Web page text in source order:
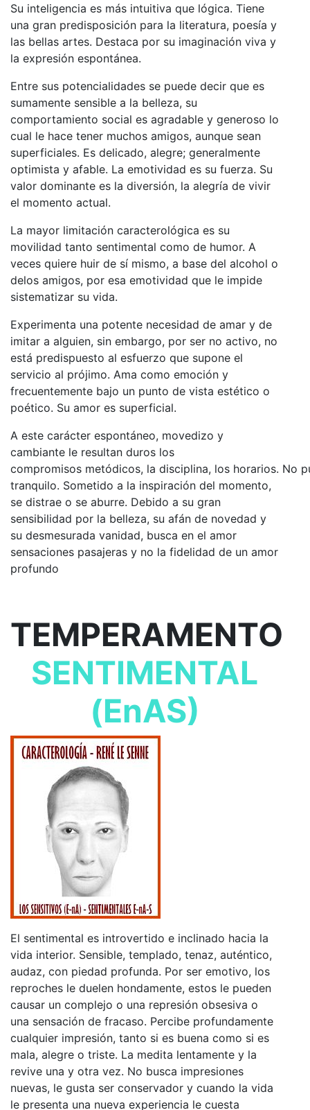
Su inteligencia es más intuitiva que lógica. Tiene
una gran predisposición para la literatura, poesía y
las bellas artes. Destaca por su imaginación viva y
la expresión espontánea.
Entre sus potencialidades se puede decir que es
sumamente sensible a la belleza, su
comportamiento social es agradable y generoso lo
cual le hace tener muchos amigos, aunque sean
superficiales. Es delicado, alegre; generalmente
optimista y afable. La emotividad es su fuerza. Su
valor dominante es la diversión, la alegría de vivir
el momento actual.
La mayor limitación caracterológica es su
movilidad tanto sentimental como de humor. A
veces quiere huir de sí mismo, a base del alcohol o
delos amigos, por esa emotividad que le impide
sistematizar su vida.
Experimenta una potente necesidad de amar y de
imitar a alguien, sin embargo, por ser no activo, no
está predispuesto al esfuerzo que supone el
servicio al prójimo. Ama como emoción y
frecuentemente bajo un punto de vista estético o
poético. Su amor es superficial.
A este carácter espontáneo, movedizo y
cambiante le resultan duros los
compromisos metódicos, la disciplina, los horarios. No
tranquilo. Sometido a la inspiración del momento,
se distrae o se aburre. Debido a su gran
sensibilidad por la belleza, su afán de novedad y
su desmesurada vanidad, busca en el amor
sensaciones pasajeras y no la fidelidad de un amor
profundo
TEMPERAMENTO
SENTIMENTAL
(EnAS)
El sentimental es introvertido e inclinado hacia la
vida interior. Sensible, templado, tenaz, auténtico,
audaz, con piedad profunda. Por ser emotivo, los
reproches le duelen hondamente, estos le pueden
causar un complejo o una represión obsesiva o
una sensación de fracaso. Percibe profundamente
cualquier impresión, tanto si es buena como si es
mala, alegre o triste. La medita lentamente y la
revive una y otra vez. No busca impresiones
nuevas, le gusta ser conservador y cuando la vida
le presenta una nueva experiencia le cuesta